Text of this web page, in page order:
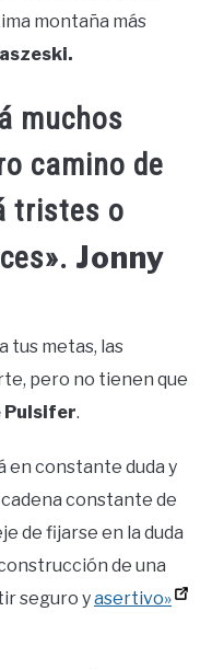
montaña más
muchos
camino de
tristes o
Jonny
tus metas, las
pero no tienen que
Pulsifer.
en constante duda y
constante de
de fijarse en la duda
de una
seguro yasertivo»